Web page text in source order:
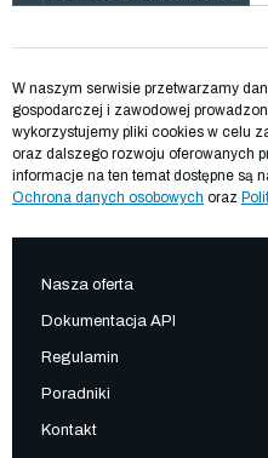
W naszym serwisie przetwarzamy
gospodarczej i zawodowej
wykorzystujemy pliki cookies w celu
oraz dalszego rozwoju oferowanych
informacje na ten temat dostępne są
Ochrona danych osobowych oraz
Nasza oferta
Dokumentacja API
Regulamin
Poradniki
Kontakt